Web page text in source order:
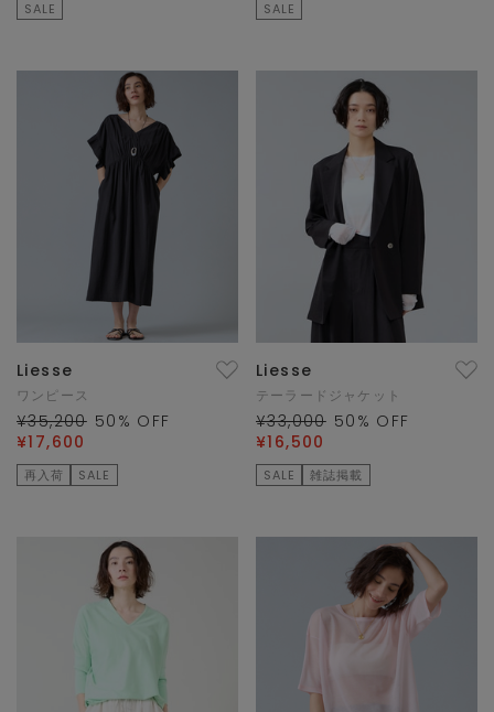
SALE SALE
Liesse
ワンピース
¥35,200 50 % OFF
¥17,600
再入荷 SALE
Liesse
テーラードジャケット
¥33,000 50 % OFF
¥16,500
SALE 雑誌掲載